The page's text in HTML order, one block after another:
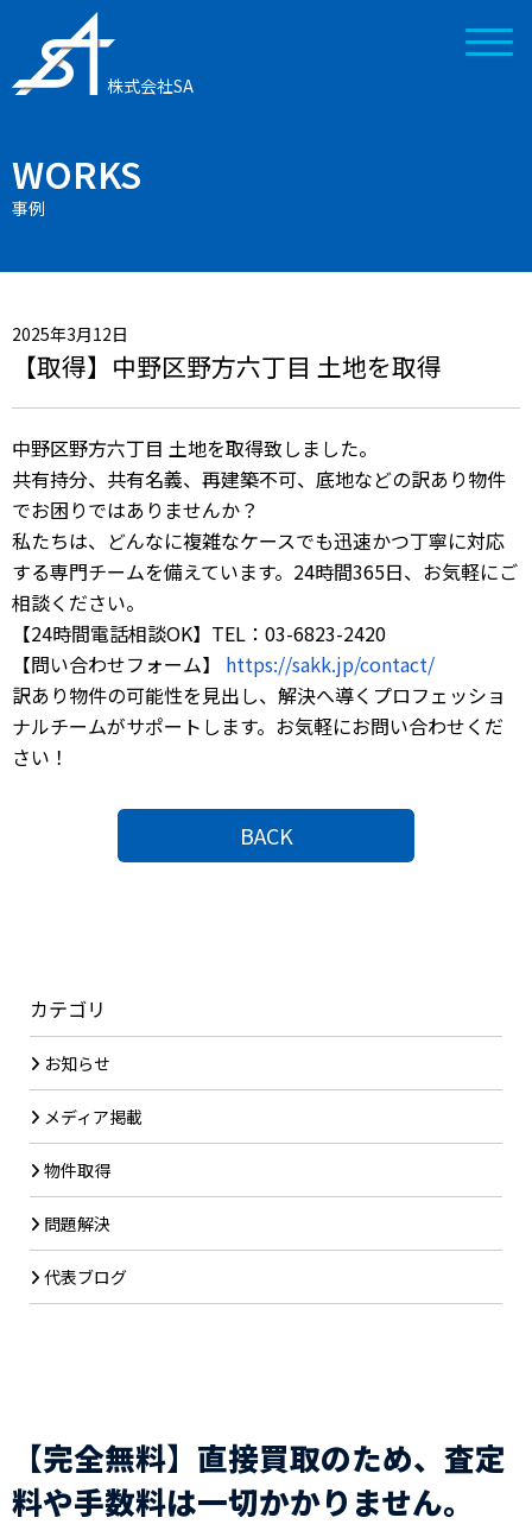
株式会社SA
WORKS
事例
2025年3月12日
【取得】中野区野方六丁目 土地を取得
中野区野方六丁目 土地を取得致しました。
共有持分、共有名義、再建築不可、底地などの訳あり物件
でお困りではありませんか？
私たちは、どんなに複雑なケースでも迅速かつ丁寧に対応
する専門チームを備えています。24時間365日、お気軽にご
相談ください。
【24時間電話相談OK】TEL：03-6823-2420
【問い合わせフォーム】 https://sakk.jp/contact/
訳あり物件の可能性を見出し、解決へ導くプロフェッショ
ナルチームがサポートします。お気軽にお問い合わせくだ
さい！
BACK
カテゴリ
お知らせ
メディア掲載
物件取得
問題解決
代表ブログ
【完全無料】直接買取のため、査定
料や手数料は一切かかりません。